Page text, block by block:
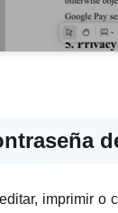
imprimir o